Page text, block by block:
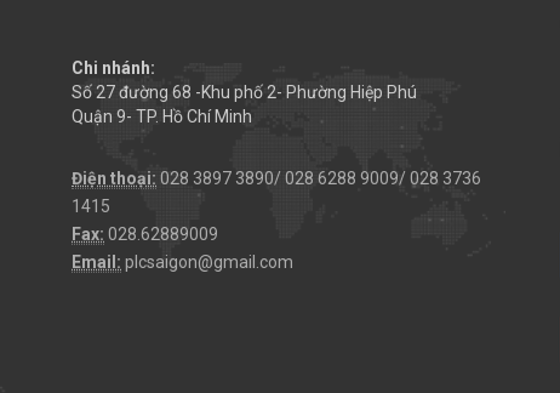
Chi nhánh:
Số 27 đường 68 -Khu phố 2- Phường Hiệp Phú
Quận 9- TP. Hồ Chí Minh
Điện thoại: 028 3897 3890/ 028 6288 9009/ 028 3736
1415
Fax: 028.62889009
Email: plcsaigon@gmail.com